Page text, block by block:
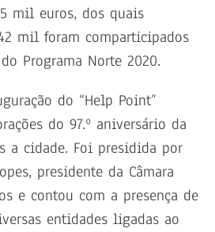
mil euros, dos quais
mil foram comparticipados
Programa Norte 2020.
do “Help Point”
do 97.º aniversário da
a cidade. Foi presidida por
presidente da Câmara
e contou com a presença de
entidades ligadas ao